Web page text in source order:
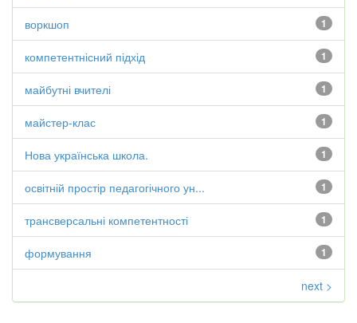
1
воркшоп
1
компетентнісний підхід
1
майбутні вчителі
1
майстер-клас
1
Нова українська школа.
1
освітній простір педагогічного ун...
1
трансверсальні компетентності
1
формування
next >